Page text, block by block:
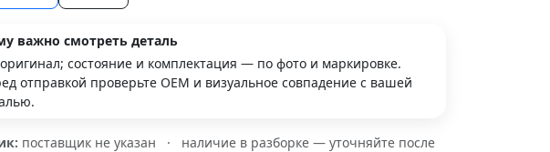
важно смотреть деталь
состояние и комплектация — по фото и маркировке.
отправкой проверьте OEM и визуальное совпадение с вашей
поставщик не указан ·
наличие в разборке — уточняйте после